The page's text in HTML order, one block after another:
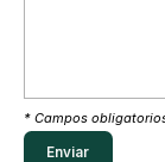
* Campos